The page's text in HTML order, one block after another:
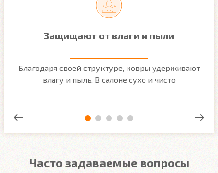
Защищают от влаги и пыли
Благодаря своей структуре, ковры удерживают
влагу и пыль. В салоне сухо и чисто
Часто задаваемые вопросы